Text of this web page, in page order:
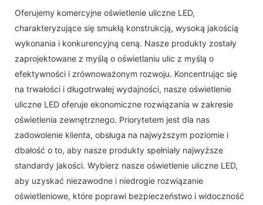
Oferujemy komercyjne oświetlenie uliczne LED,
charakteryzujące się smukłą konstrukcją, wysoką jakością
wykonania i konkurencyjną ceną. Nasze produkty zostały
zaprojektowane z myślą o oświetlaniu ulic z myślą o
efektywności i zrównoważonym rozwoju. Koncentrując się
na trwałości i długotrwałej wydajności, nasze oświetlenie
uliczne LED oferuje ekonomiczne rozwiązania w zakresie
oświetlenia zewnętrznego. Priorytetem jest dla nas
zadowolenie klienta, obsługa na najwyższym poziomie i
dbałość o to, aby nasze produkty spełniały najwyższe
standardy jakości. Wybierz nasze oświetlenie uliczne LED,
aby uzyskać niezawodne i niedrogie rozwiązanie
oświetleniowe, które poprawi bezpieczeństwo i widoczność